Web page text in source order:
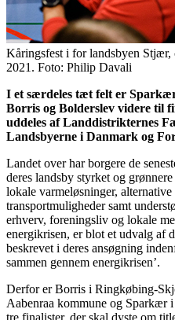
Kåringsfest i for landsbyen
2021. Foto: Philip Davali
I et særdeles tæt felt er
Borris og Bolderslev videre til
uddeles af Landdistrikternes
Landsbyerne i Danmark og
Landet over har borgere de
deres landsby styrket og
lokale varmeløsninger,
transportmuligheder samt
erhverv, foreningsliv og lokale
energikrisen, er blot et udvalg af
beskrevet i deres ansøgning
sammen gennem energikrisen’.
Derfor er Borris i Ringkøbing-
Aabenraa kommune og Sparkær